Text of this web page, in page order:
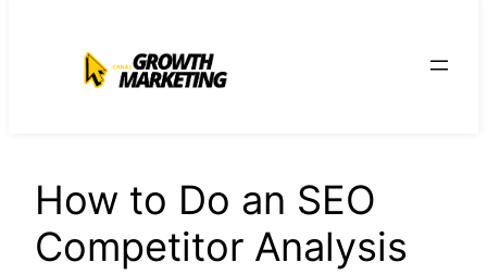
conteúdo
How to Do an SEO
Competitor Analysis